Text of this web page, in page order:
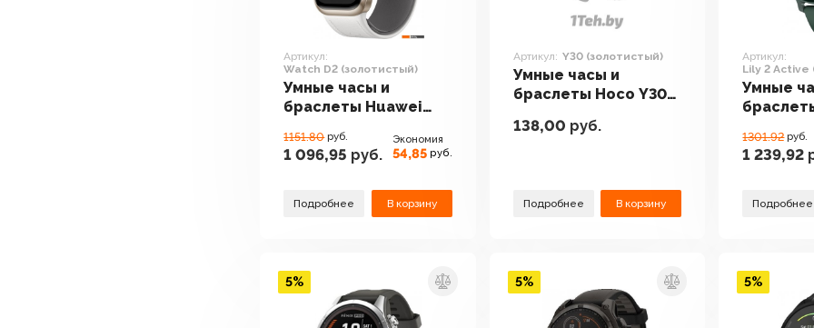
Артикул:
Watch D2 (золотистый)
Умные часы и
браслеты Huawei
(золотистый)
1151.80 руб.
1 096,95 руб.
Экономия
54,85 руб.
Подробнее В корзину
Артикул: Y30 (золотистый)
Умные часы и
браслеты Hoco Y30
138,00 руб.
Подробнее В корзину
Артикул:
Lily 2 Active
Умные
яшма)
1301.92 руб.
1 239,92
Подробнее
5% 5% 5%